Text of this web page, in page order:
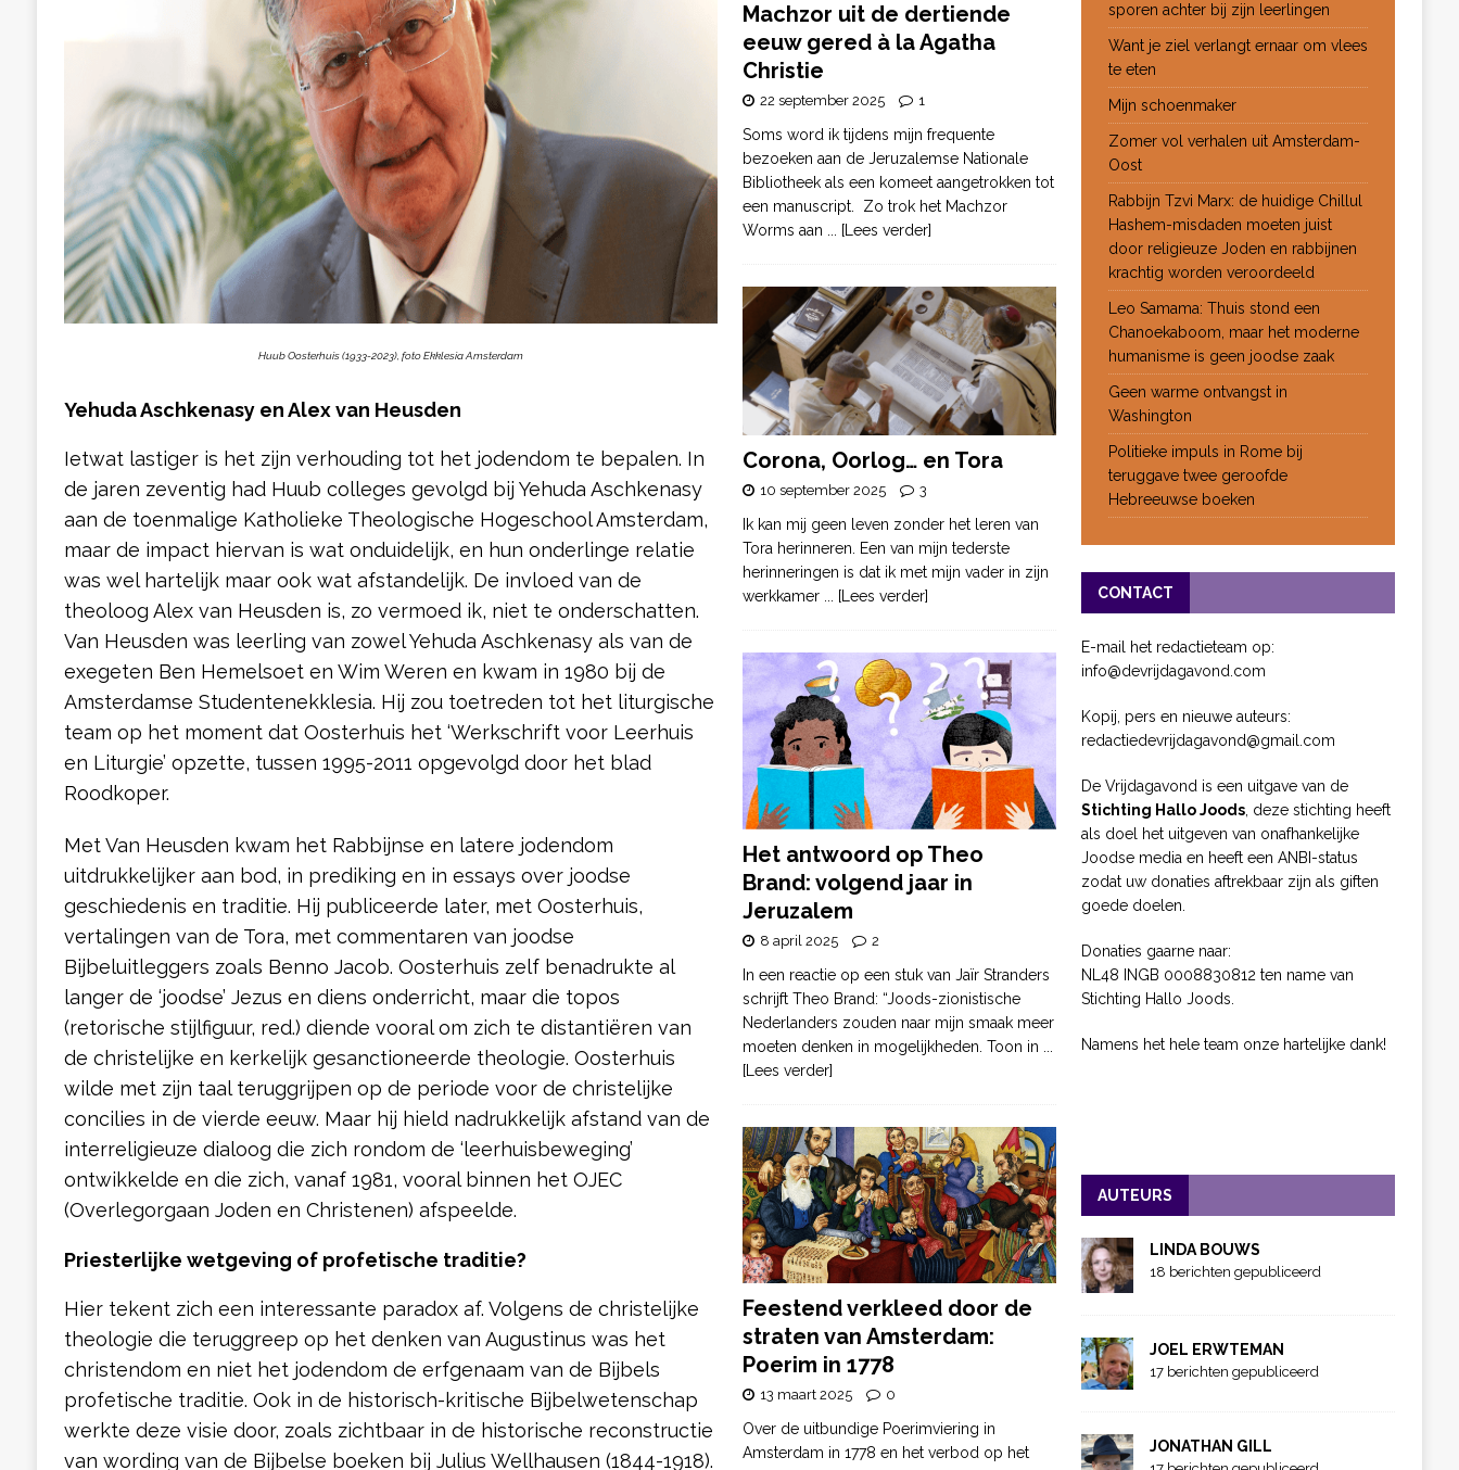
Huub Oosterhuis (1933-2023), foto Ekklesia Amsterdam
Yehuda Aschkenasy en Alex van Heusden
Ietwat lastiger is het zijn verhouding tot het jodendom te bepalen. In
de jaren zeventig had Huub colleges gevolgd bij Yehuda Aschkenasy
aan de toenmalige Katholieke Theologische Hogeschool Amsterdam,
maar de impact hiervan is wat onduidelijk, en hun onderlinge relatie
was wel hartelijk maar ook wat afstandelijk. De invloed van de
theoloog Alex van Heusden is, zo vermoed ik, niet te onderschatten.
Van Heusden was leerling van zowel Yehuda Aschkenasy als van de
exegeten Ben Hemelsoet en Wim Weren en kwam in 1980 bij de
Amsterdamse Studentenekklesia. Hij zou toetreden tot het liturgische
team op het moment dat Oosterhuis het ‘Werkschrift voor Leerhuis
en Liturgie’ opzette, tussen 1995-2011 opgevolgd door het blad
Roodkoper.
Met Van Heusden kwam het Rabbijnse en latere jodendom
uitdrukkelijker aan bod, in prediking en in essays over joodse
geschiedenis en traditie. Hij publiceerde later, met Oosterhuis,
vertalingen van de Tora, met commentaren van joodse
Bijbeluitleggers zoals Benno Jacob. Oosterhuis zelf benadrukte al
langer de ‘joodse’ Jezus en diens onderricht, maar die topos
(retorische stijlfiguur, red.) diende vooral om zich te distantiëren van
de christelijke en kerkelijk gesanctioneerde theologie. Oosterhuis
wilde met zijn taal teruggrijpen op de periode voor de christelijke
concilies in de vierde eeuw. Maar hij hield nadrukkelijk afstand van de
interreligieuze dialoog die zich rondom de ‘leerhuisbeweging’
ontwikkelde en die zich, vanaf 1981, vooral binnen het OJEC
(Overlegorgaan Joden en Christenen) afspeelde.
Priesterlijke wetgeving of profetische traditie?
Hier tekent zich een interessante paradox af. Volgens de christelijke
theologie die teruggreep op het denken van Augustinus was het
christendom en niet het jodendom de erfgenaam van de Bijbels
profetische traditie. Ook in de historisch-kritische Bijbelwetenschap
werkte deze visie door, zoals zichtbaar in de historische reconstructie
van wording van de Bijbelse boeken bij Julius Wellhausen (1844-1918).
Machzor uit de dertiende
eeuw gered à la Agatha
Christie
22 september 2025 1
Soms word ik tijdens mijn frequente
bezoeken aan de Jeruzalemse Nationale
Bibliotheek als een komeet aangetrokken tot
een manuscript. Zo trok het Machzor
Worms aan ... [Lees verder]
Corona, Oorlog… en Tora
10 september 2025 3
Ik kan mij geen leven zonder het leren van
Tora herinneren. Een van mijn tederste
herinneringen is dat ik met mijn vader in zijn
werkkamer ... [Lees verder]
Het antwoord op Theo
Brand: volgend jaar in
Jeruzalem
8 april 2025 2
In een reactie op een stuk van Jaïr Stranders
schrijft Theo Brand: “Joods-zionistische
Nederlanders zouden naar mijn smaak meer
moeten denken in mogelijkheden. Toon in
[Lees verder]
Feestend verkleed door de
straten van Amsterdam:
Poerim in 1778
13 maart 2025 0
Over de uitbundige Poerimviering in
Amsterdam in 1778 en het verbod op het
sporen achter bij zijn leerlingen
Want je ziel verlangt ernaar om vlees
te eten
Mijn schoenmaker
Zomer vol verhalen uit Amsterdam-
Oost
Rabbijn Tzvi Marx: de huidige Chillul
Hashem-misdaden moeten juist
door religieuze Joden en rabbijnen
krachtig worden veroordeeld
Leo Samama: Thuis stond een
Chanoekaboom, maar het moderne
humanisme is geen joodse zaak
Geen warme ontvangst in
Washington
Politieke impuls in Rome bij
teruggave twee geroofde
Hebreeuwse boeken
CONTACT
E-mail het redactieteam op:
info@devrijdagavond.com
Kopij, pers en nieuwe auteurs:
redactiedevrijdagavond@gmail.com
De Vrijdagavond is een uitgave van de
Stichting Hallo Joods, deze stichting heeft
als doel het uitgeven van onafhankelijke
Joodse media en heeft een ANBI-status
zodat uw donaties aftrekbaar zijn als giften
goede doelen.
Donaties gaarne naar:
NL48 INGB 0008830812 ten name van
Stichting Hallo Joods.
Namens het hele team onze hartelijke dank!
AUTEURS
LINDA BOUWS
18 berichten gepubliceerd
JOEL ERWTEMAN
17 berichten gepubliceerd
JONATHAN GILL